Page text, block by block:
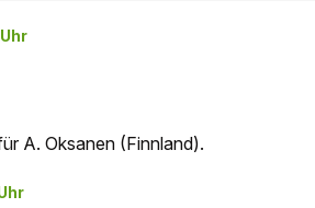
A. Oksanen (Finnland).